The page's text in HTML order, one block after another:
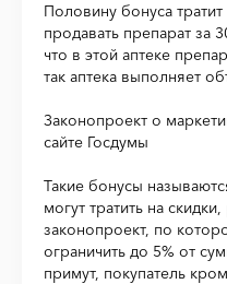
Половину бонуса
продавать препарат за
что в этой аптеке
так аптека выполняет
Законопроект о
сайте Госдумы
Такие бонусы
могут тратить на
законопроект, по
ограничить до 5% от
примут, покупатель